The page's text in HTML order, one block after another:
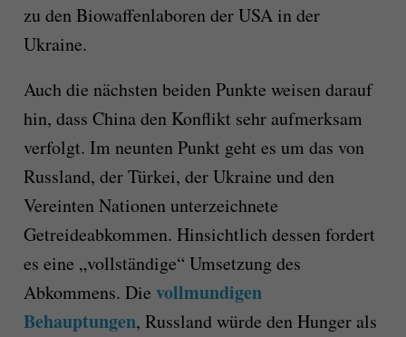
zu den Biowaffenlaboren der USA in der
Ukraine.
Auch die nächsten beiden Punkte weisen darauf
hin, dass China den Konflikt sehr aufmerksam
verfolgt. Im neunten Punkt geht es um das von
Russland, der Türkei, der Ukraine und den
Vereinten Nationen unterzeichnete
Getreideabkommen. Hinsichtlich dessen fordert
es eine „vollständige“ Umsetzung des
Abkommens. Die vollmundigen
Behauptungen, Russland würde den Hunger als